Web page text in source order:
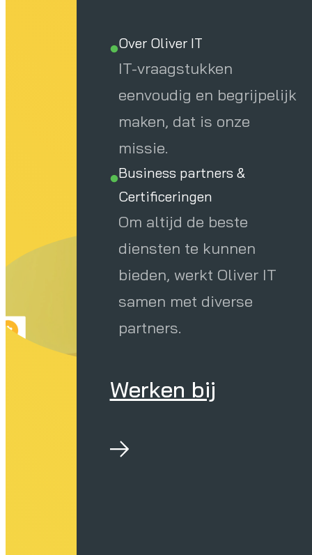
Over Oliver IT
IT-vraagstukken
eenvoudig en begrijpelijk
maken, dat is onze
missie.
Business partners &
Certificeringen
Om altijd de beste
diensten te kunnen
bieden, werkt Oliver IT
samen met diverse
partners.
Werken bij